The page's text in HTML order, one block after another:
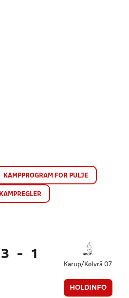
KAMPPROGRAM FOR PULJE
KAMPREGLER
3 - 1
Karup/Kølvrå 07
HOLDINFO